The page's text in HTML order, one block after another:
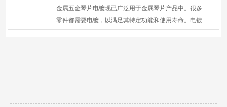
金属五金琴片电镀现已广泛用于金属琴片产品中。很多
零件都需要电镀，以满足其特定功能和使用寿命。电镀